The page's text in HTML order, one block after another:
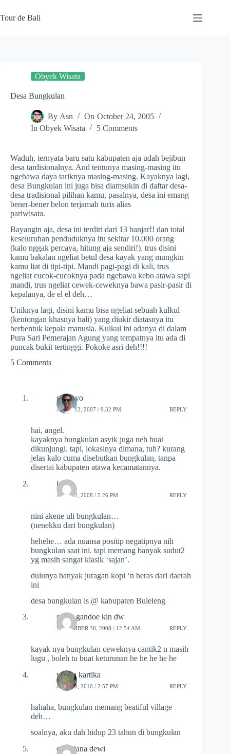
to
content
Tour de Bali
Obyek Wisata
Desa Bungkulan
By Asn On October 24, 2005
In Obyek Wisata 5 Comments
Waduh, ternyata baru satu kabupaten aja udah bejibun
desa tardisionalnya. And tentunya masing-masing itu
ngebawa daya tariknya masing-masing. Kayaknya lagi,
desa Bungkulan ini juga bisa diamsukin di daftar desa-
desa tradisional pilihan kamu, pasalnya, desa ini emang
bener-bener belon terjamah turis alias
pariwisata.
Bayangin aja, desa ini terdiri dari 13 banjar!! dan total
keseluruhan penduduknya itu sekitar 10.000 orang
(kalo nggak percaya, hitung aja sendiri!). trus disini
kamu bakalan ngeliat betul desa kayak yang mungkin
kamu liat di tipi-tipi. Mandi pagi-pagi di kali, trus
ngeliat cucok-cucoknya pada ngebawa kebo atawa sapi
mandi, trus ngeliat cewek-ceweknya bawa pasir-pasir di
kepalanya, de el el deh…
Uniknya lagi, disini kamu bisa ngeliat sebuah kulkul
(kentongan khasnya bali) yang diukir diatasnya itu
berbentuk kepala manusia. Kulkul ini adanya di dalam
Pura Sari Pemerajan Agung yang tempatnya itu ada di
puncak bukit tertinggi. Pokoke asri deh!!!!
5 Comments
siswoyo
APRIL 12, 2007 / 9:32 PM REPLY
hai, angel.
kayaknya bungkulan asyik juga neh buat
dikunjungi. tapi, lokasinya dimana, tuh? kurang
jelas kalo cuma disebutkan bungkulan, tanpa
disertai kabupaten atawa kecamatannya.
kris
APRIL 2, 2008 / 5:26 PM REPLY
nini akene uli bungkulan…
(nenekku dari bungkulan)
hehehe… ada nuansa positip negatipnya nih
bungkulan saat ini. tapi memang banyak sudut2
yg masih sangat klasik ‘sajan’.
dulunya banyak juragan kopi ‘n beras dari daerah
ini
desa bungkulan is @ kabupaten Buleleng
surya gandoe kln dw
NOVEMBER 30, 2008 / 12:54 AM REPLY
kayak nya bungkulan ceweknya cantik2 n masih
lugu , boleh tu buat keturunan he he he he he
widya kartika
JULY 10, 2010 / 2:57 PM REPLY
hahaha, bungkulan memang beatiful village
deh…
soalnya, aku dah hidup 23 tahun di bungkulan
christiana dewi